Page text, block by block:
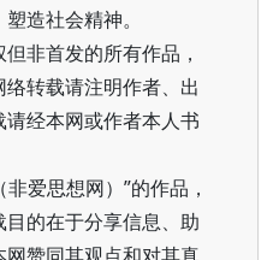
造社会精神。
非首发的所有作品，
转载请注明作者、出
经本网或作者本人书
爱思想网）”的作品，
的在于分享信息、助